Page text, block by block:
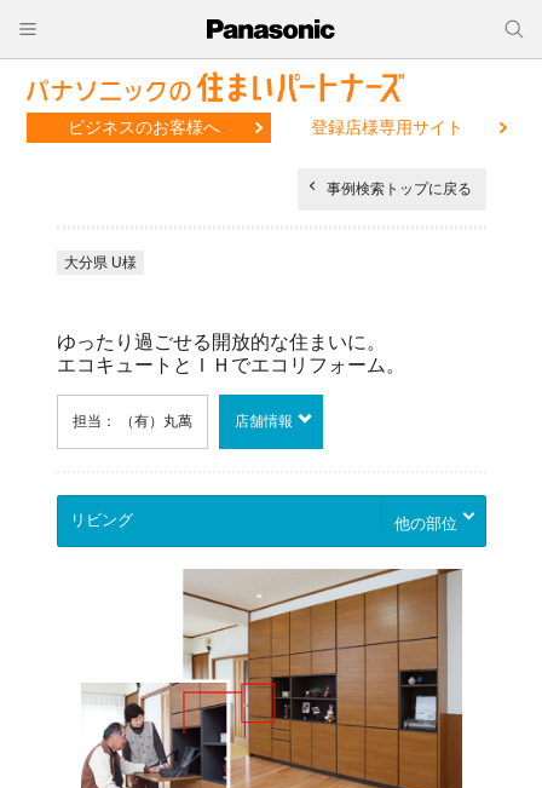
ビジネスのお客様へ 登録店様専用サイト
事例検索トップに戻る
大分県 U様
ゆったり過ごせる開放的な住まいに。
エコキュートとＩＨでエコリフォーム。
担当： （有）丸萬 店舗情報
他の部位